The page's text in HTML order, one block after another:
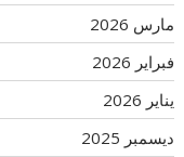
مارس 2026
فبراير 2026
يناير 2026
ديسمبر 2025